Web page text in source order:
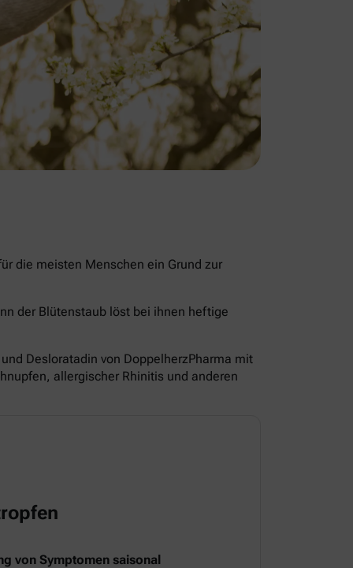
die meisten Menschen ein Grund zur
der Blütenstaub löst bei ihnen heftige
Desloratadin von DoppelherzPharma mit
allergischer Rhinitis und anderen
von Symptomen saisonal